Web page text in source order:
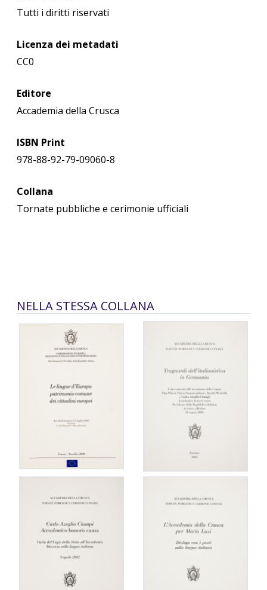
Tutti i diritti riservati
Licenza dei metadati
CC0
Editore
Accademia della Crusca
ISBN Print
978-88-92-79-09060-8
Collana
Tornate pubbliche e cerimonie ufficiali
NELLA STESSA COLLANA